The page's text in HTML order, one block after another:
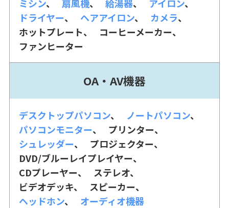
ミシン 扇風機 給湯器
アイロン
ドライヤー
ヘアアイロン
カメラ
ホットプレート
コーヒーメーカー
ファンヒーター
OA・AV機器
デスクトップパソコン
ノートパソコン
パソコンモニター
プリンター
シュレッダー
プロジェクター
DVD/ブルーレイプレイヤー
CDプレーヤー
ステレオ
ビデオデッキ
スピーカー
ヘッドホン
オーディオ機器